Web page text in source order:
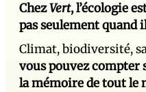
ChezVert, l’écologie
pas seulement quand
Climat, biodiversité,
vous pouvez
la mémoire de tout le